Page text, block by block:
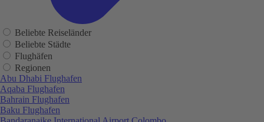
Beliebte Reiseländer
Beliebte Städte
Flughäfen
Regionen
Abu Dhabi Flughafen
Aqaba Flughafen
Bahrain Flughafen
Baku Flughafen